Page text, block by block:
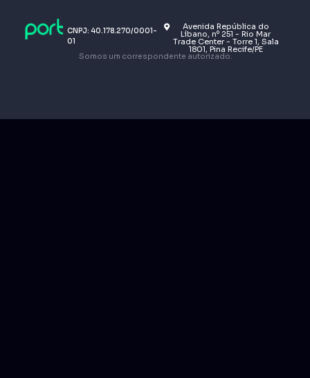
CNPJ: 40.178.270/0001-
01
Avenida República do
Líbano, nº 251 - Rio Mar
Trade Center - Torre 1, Sala
1801, Pina Recife/PE
Somos um correspondente autorizado.